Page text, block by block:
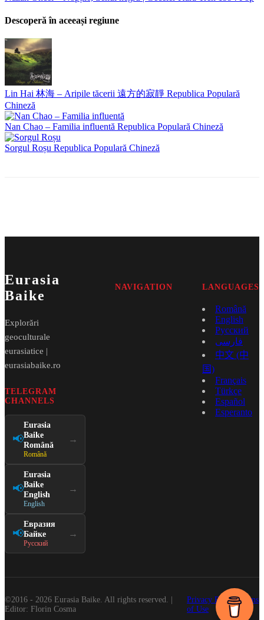
Descoperă în aceeași regiune
Lin Hai 林海 – Aripile tăcerii 遠方的寂靜 Republica Populară
Chineză
Nan Chao – Familia influentă Republica Populară Chineză
Sorgul Roșu Republica Populară Chineză
Eurasia
Baike
Explorări
geoculturale
eurasiatice |
eurasiabaike.ro
TELEGRAM
CHANNELS
📢
Eurasia
Baike
Română
Română
→
📢
Eurasia
Baike
English
English
→
📢
Евразия
Байке
Русский
→
NAVIGATION LANGUAGES
Română
English
Русский
فارسی
中文 (中
国)
Français
Türkçe
Español
Esperanto
©2016 - 2026 Eurasia Baike. All rights reserved. |
Editor: Florin Cosma
Privacy Policy Terms
of Use